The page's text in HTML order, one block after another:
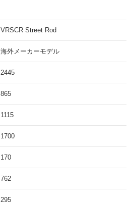
VRSCR Street Rod
海外メーカーモデル
2445
865
1115
1700
170
762
295